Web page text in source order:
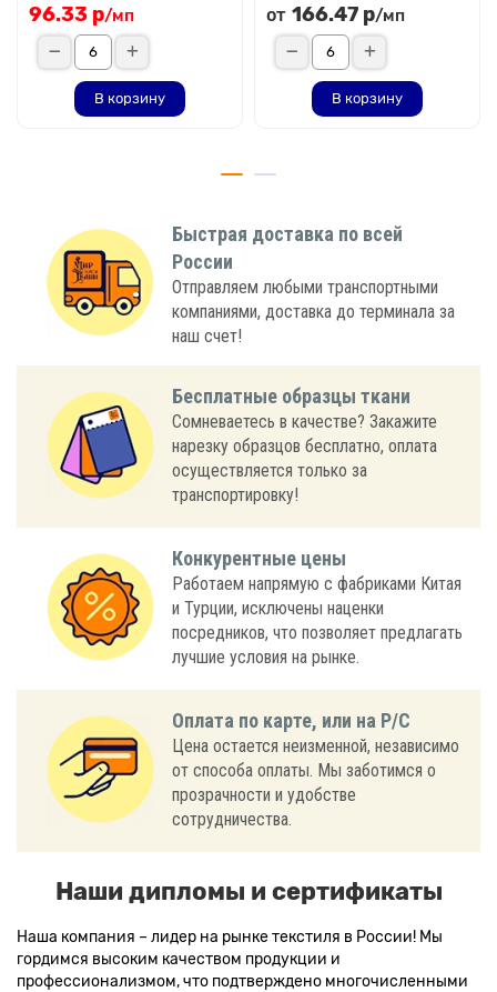
96.33 р/мп
В корзину
от 166.47 р/мп
В корзину
Быстрая доставка по всей
России
Отправляем любыми транспортными
компаниями, доставка до терминала за
наш счет!
Бесплатные образцы ткани
Сомневаетесь в качестве? Закажите
нарезку образцов бесплатно, оплата
осуществляется только за
транспортировку!
Конкурентные цены
Работаем напрямую с фабриками Китая
и Турции, исключены наценки
посредников, что позволяет предлагать
лучшие условия на рынке.
Оплата по карте, или на Р/С
Цена остается неизменной, независимо
от способа оплаты. Мы заботимся о
прозрачности и удобстве
сотрудничества.
Наши дипломы и сертификаты
Наша компания – лидер на рынке текстиля в России! Мы
гордимся высоким качеством продукции и
профессионализмом, что подтверждено многочисленными